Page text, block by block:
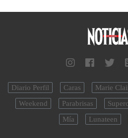
Diario Perfil Caras Marie
Weekend
Parabrisas
Mía
Lunateen